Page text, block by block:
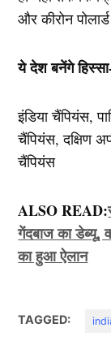
और कीरोन
ये देश बनेंगे
इंडिया चैंपियंस,
चैंपियंस, दक्षिण
चैंपियंस
ALSO READ:
गेंदबाज का डेब्यू,
का हुआ ऐलान
TAGGED: